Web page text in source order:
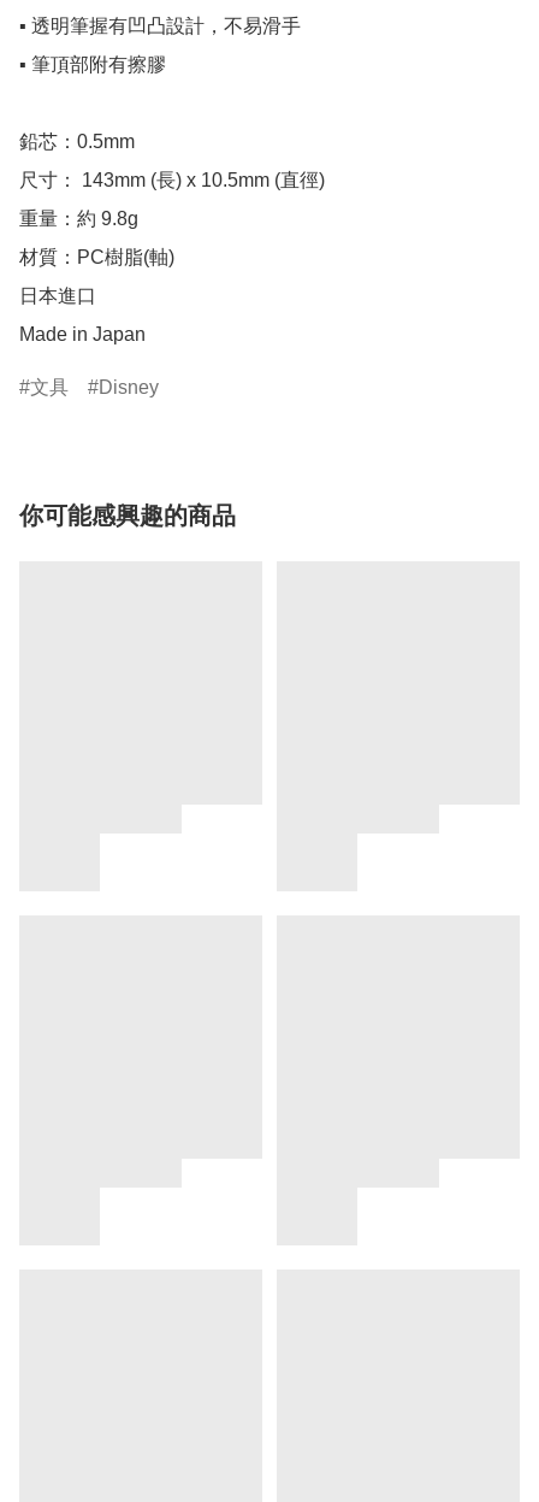
▪️ 透明筆握有凹凸設計，不易滑手
▪️ 筆頂部附有擦膠
鉛芯：0.5mm
尺寸： 143mm (長) x 10.5mm (直徑)
重量：約 9.8g
材質：PC樹脂(軸)
日本進口
Made in Japan
文具 Disney
你可能感興趣的商品